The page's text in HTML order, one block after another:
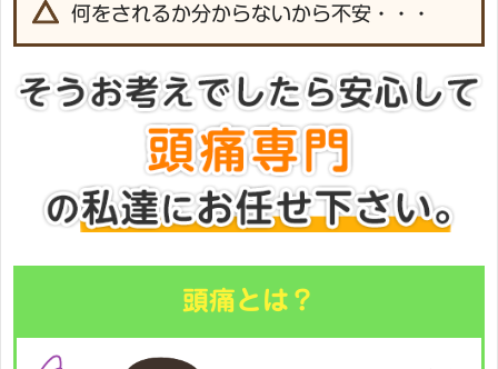
何をされるか分からないから不安・・・
頭痛とは？